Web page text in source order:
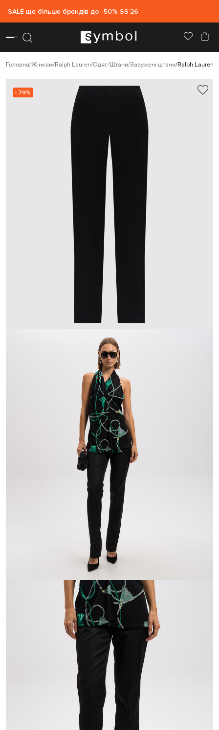
SALE ще більше брендів до -50% SS`26
Головна Жінкам Ralph Lauren Одяг Штани Завужені штани Ralph Lauren
- 79%